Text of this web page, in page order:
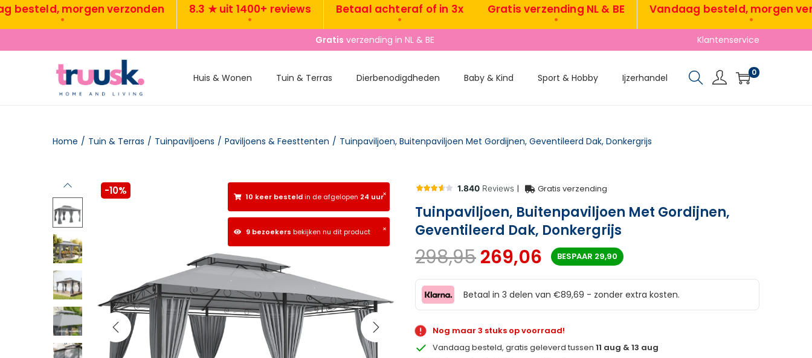
morgen verzonden 8.3 ★ uit 1400+ reviews Betaal achteraf of in 3x Gratis verzending NL & BE Vandaag besteld, morgen
Gratis verzending in NL & BE Klantenservice
Huis & Wonen Tuin & Terras Dierbenodigdheden Baby & Kind Sport & Hobby Ijzerhandel 0
Home / Tuin & Terras / Tuinpaviljoens / Paviljoens & Feesttenten / Tuinpaviljoen, Buitenpaviljoen Met Gordijnen, Geventileerd Dak, Donkergrijs
×
10 keer besteldin de afgelopen 24 uur
×
9 bezoekers bekijken nu dit product
-10% | Gratis verzending
Tuinpaviljoen, Buitenpaviljoen Met Gordijnen,
Geventileerd Dak, Donkergrijs
298,95269,06 BESPAAR 29,90
Betaal in 3 delen van €89,69 - zonder extra kosten.
Nog maar 3 stuks op voorraad!
Vandaag besteld, gratis geleverd tussen11 aug & 13 aug